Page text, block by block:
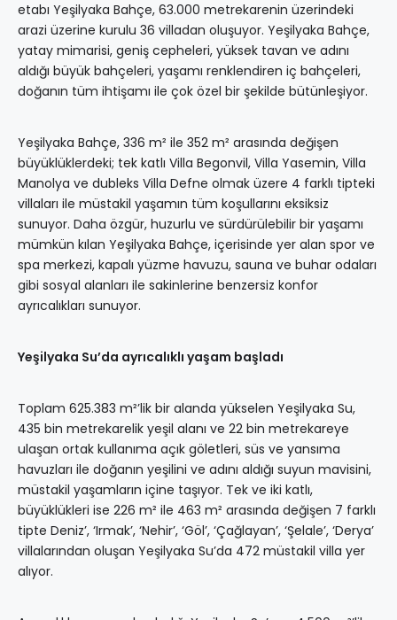
etabı Yeşilyaka Bahçe, 63.000 metrekarenin üzerindeki
arazi üzerine kurulu 36 villadan oluşuyor. Yeşilyaka Bahçe,
yatay mimarisi, geniş cepheleri, yüksek tavan ve adını
aldığı büyük bahçeleri, yaşamı renklendiren iç bahçeleri,
doğanın tüm ihtişamı ile çok özel bir şekilde bütünleşiyor.
Yeşilyaka Bahçe, 336 m² ile 352 m² arasında değişen
büyüklüklerdeki; tek katlı Villa Begonvil, Villa Yasemin, Villa
Manolya ve dubleks Villa Defne olmak üzere 4 farklı tipteki
villaları ile müstakil yaşamın tüm koşullarını eksiksiz
sunuyor. Daha özgür, huzurlu ve sürdürülebilir bir yaşamı
mümkün kılan Yeşilyaka Bahçe, içerisinde yer alan spor ve
spa merkezi, kapalı yüzme havuzu, sauna ve buhar odaları
gibi sosyal alanları ile sakinlerine benzersiz konfor
ayrıcalıkları sunuyor.
Yeşilyaka Su’da ayrıcalıklı yaşam başladı
Toplam 625.383 m²’lik bir alanda yükselen Yeşilyaka Su,
435 bin metrekarelik yeşil alanı ve 22 bin metrekareye
ulaşan ortak kullanıma açık göletleri, süs ve yansıma
havuzları ile doğanın yeşilini ve adını aldığı suyun mavisini,
müstakil yaşamların içine taşıyor. Tek ve iki katlı,
büyüklükleri ise 226 m² ile 463 m² arasında değişen 7 farklı
tipte Deniz’, ‘Irmak’, ‘Nehir’, ‘Göl’, ‘Çağlayan’, ‘Şelale’, ‘Derya’
villalarından oluşan Yeşilyaka Su’da 472 müstakil villa yer
alıyor.